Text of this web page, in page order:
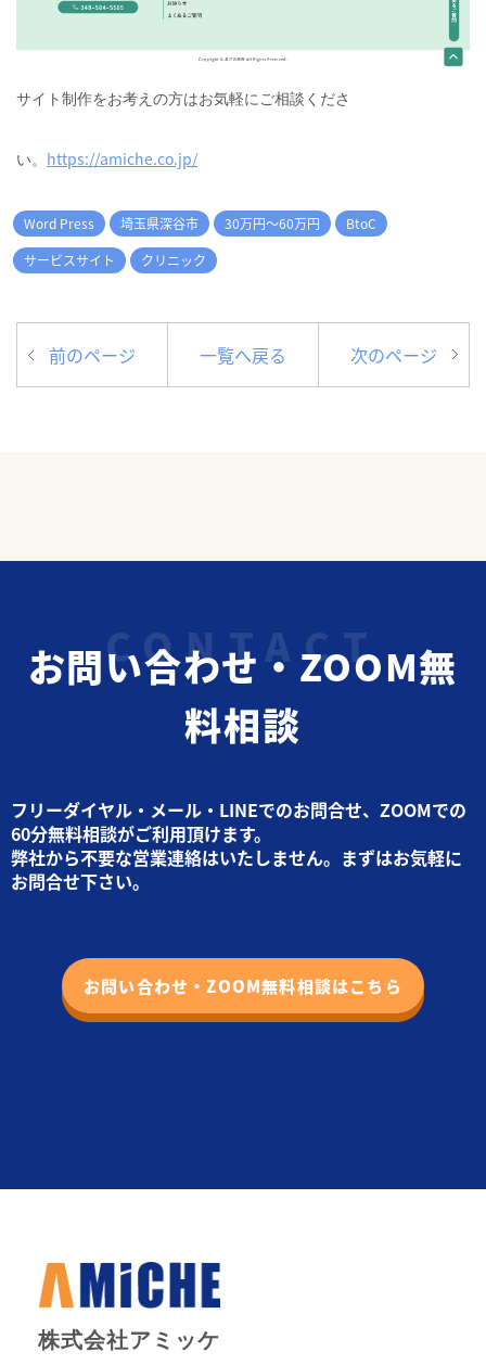
サイト制作をお考えの方はお気軽にご相談くださ
い。 https://amiche.co.jp/
Word Press 埼玉県深谷市 30万円～60万円
BtoC
サービスサイト
クリニック
前のページ 一覧へ戻る 次のページ
お問い合わせ・ZOOM無
料相談
フリーダイヤル・メール・LINEでのお問合せ、ZOOMでの
60分無料相談がご利用頂けます。
弊社から不要な営業連絡はいたしません。まずはお気軽に
お問合せ下さい。
お問い合わせ・ZOOM無料相談はこちら
株式会社アミッケ